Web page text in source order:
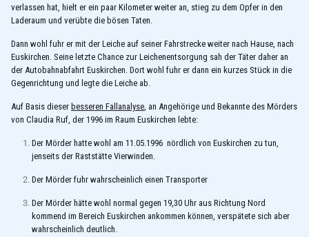
verlassen hat, hielt er ein paar Kilometer weiter an, stieg zu dem Opfer in den
Laderaum und verübte die bösen Taten.
Dann wohl fuhr er mit der Leiche auf seiner Fahrstrecke weiter nach Hause, nach
Euskirchen. Seine letzte Chance zur Leichenentsorgung sah der Täter daher an
der Autobahnabfahrt Euskirchen. Dort wohl fuhr er dann ein kurzes Stück in die
Gegenrichtung und legte die Leiche ab.
Auf Basis dieser besseren Fallanalyse , an Angehörige und Bekannte des Mörders
von Claudia Ruf, der 1996 im Raum Euskirchen lebte:
Der Mörder hatte wohl am 11.05.1996 nördlich von Euskirchen zu tun,
jenseits der Raststätte Vierwinden.
Der Mörder fuhr wahrscheinlich einen Transporter
Der Mörder hätte wohl normal gegen 19,30 Uhr aus Richtung Nord
kommend im Bereich Euskirchen ankommen können, verspätete sich aber
wahrscheinlich deutlich.